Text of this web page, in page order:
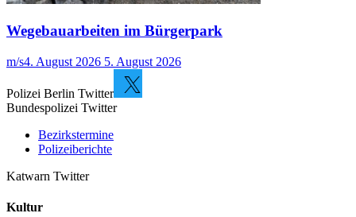
Wegebauarbeiten im Bürgerpark
m/s4. August 2026 5. August 2026
Polizei Berlin Twitter
Bundespolizei Twitter
Bezirkstermine
Polizeiberichte
Katwarn Twitter
Kultur